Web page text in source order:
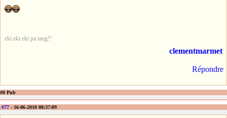
eki eki eki pa tang!!
clementmarmet
Répondre
#0 Pub
#77 - 16-06-2010 08:37:09